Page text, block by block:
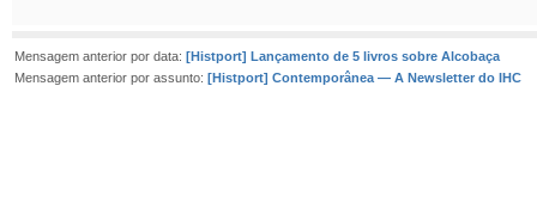
Mensagem anterior por data: [Histport] Lançamento de 5 livros sobre Alcobaça
Mensagem anterior por assunto: [Histport] Contemporânea — A Newsletter do IHC